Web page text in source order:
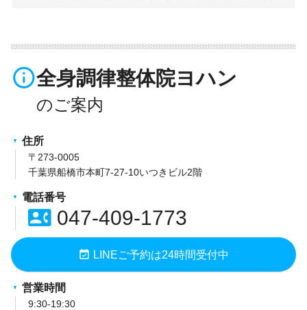
info_outline全身調律整体院ヨハン
住所
〒273-0005
千葉県船橋市本町7-27-10いつきビル2階
電話番号
contact_phone047-409-1773
event_available LINEご予約は24時間受付中
営業時間
9:30-19:30